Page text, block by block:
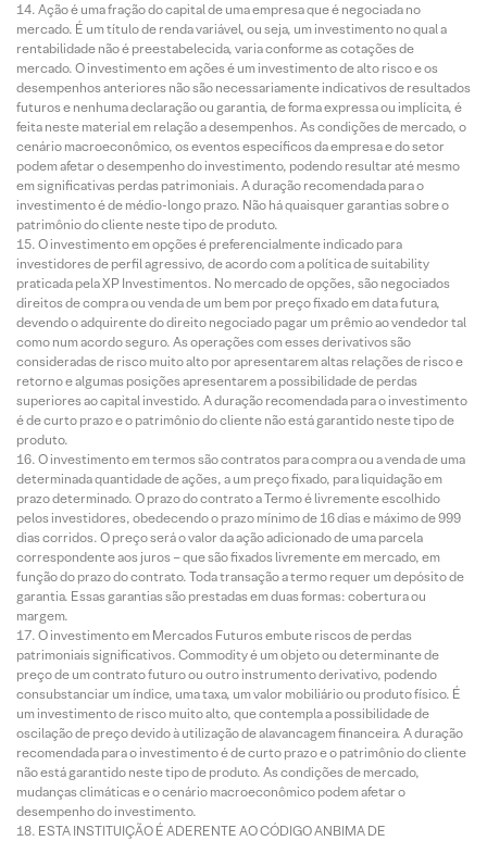
Ação é uma fração do capital de uma empresa que é negociada no
mercado. É um título de renda variável, ou seja, um investimento no qual a
rentabilidade não é preestabelecida, varia conforme as cotações de
mercado. O investimento em ações é um investimento de alto risco e os
desempenhos anteriores não são necessariamente indicativos de resultados
futuros e nenhuma declaração ou garantia, de forma expressa ou implícita, é
feita neste material em relação a desempenhos. As condições de mercado, o
cenário macroeconômico, os eventos específicos da empresa e do setor
podem afetar o desempenho do investimento, podendo resultar até mesmo
em significativas perdas patrimoniais. A duração recomendada para o
investimento é de médio-longo prazo. Não há quaisquer garantias sobre o
patrimônio do cliente neste tipo de produto.
O investimento em opções é preferencialmente indicado para
investidores de perfil agressivo, de acordo com a política de suitability
praticada pela XP Investimentos. No mercado de opções, são negociados
direitos de compra ou venda de um bem por preço fixado em data futura,
devendo o adquirente do direito negociado pagar um prêmio ao vendedor tal
como num acordo seguro. As operações com esses derivativos são
consideradas de risco muito alto por apresentarem altas relações de risco e
retorno e algumas posições apresentarem a possibilidade de perdas
superiores ao capital investido. A duração recomendada para o investimento
é de curto prazo e o patrimônio do cliente não está garantido neste tipo de
produto.
O investimento em termos são contratos para compra ou a venda de uma
determinada quantidade de ações, a um preço fixado, para liquidação em
prazo determinado. O prazo do contrato a Termo é livremente escolhido
pelos investidores, obedecendo o prazo mínimo de 16 dias e máximo de 999
dias corridos. O preço será o valor da ação adicionado de uma parcela
correspondente aos juros – que são fixados livremente em mercado, em
função do prazo do contrato. Toda transação a termo requer um depósito de
garantia. Essas garantias são prestadas em duas formas: cobertura ou
margem.
O investimento em Mercados Futuros embute riscos de perdas
patrimoniais significativos. Commodity é um objeto ou determinante de
preço de um contrato futuro ou outro instrumento derivativo, podendo
consubstanciar um índice, uma taxa, um valor mobiliário ou produto físico. É
um investimento de risco muito alto, que contempla a possibilidade de
oscilação de preço devido à utilização de alavancagem financeira. A duração
recomendada para o investimento é de curto prazo e o patrimônio do cliente
não está garantido neste tipo de produto. As condições de mercado,
mudanças climáticas e o cenário macroeconômico podem afetar o
desempenho do investimento.
ESTA INSTITUIÇÃO É ADERENTE AO CÓDIGO ANBIMA DE